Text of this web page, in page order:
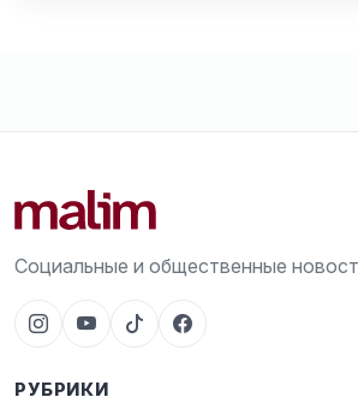
Социальные и общественные
РУБРИКИ